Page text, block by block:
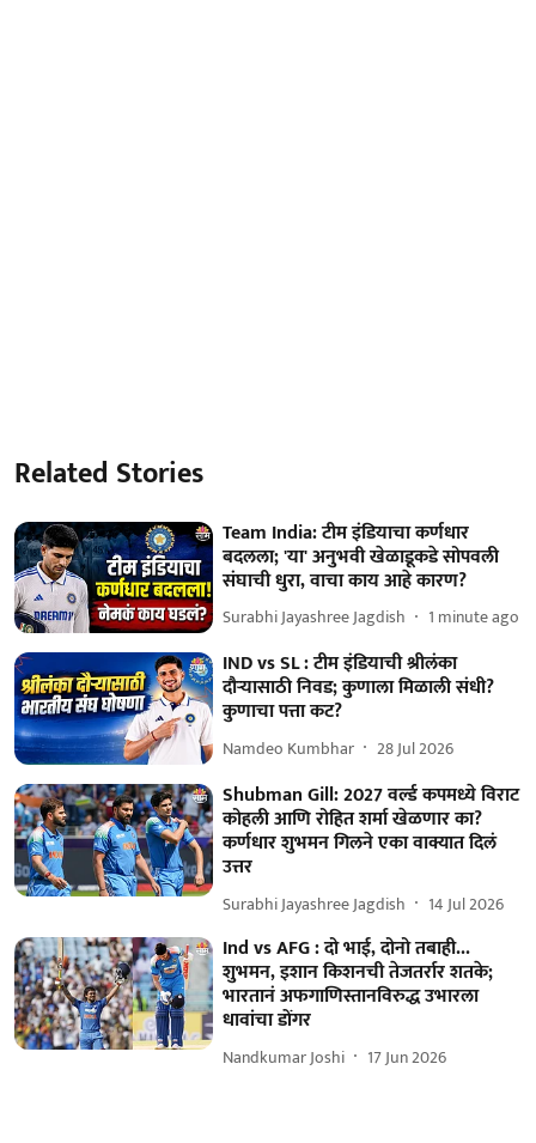
Related Stories
Team India: टीम इंडियाचा कर्णधार
बदलला; 'या' अनुभवी खेळाडूकडे सोपवली
संघाची धुरा, वाचा काय आहे कारण?
Surabhi Jayashree Jagdish 1 minute ago
IND vs SL : टीम इंडियाची श्रीलंका
दौऱ्यासाठी निवड; कुणाला मिळाली संधी?
कुणाचा पत्ता कट?
Namdeo Kumbhar 28 Jul 2026
Shubman Gill: 2027 वर्ल्ड कपमध्ये विराट
कोहली आणि रोहित शर्मा खेळणार का?
कर्णधार शुभमन गिलने एका वाक्यात दिलं
उत्तर
Surabhi Jayashree Jagdish 14 Jul 2026
Ind vs AFG : दो भाई, दोनो तबाही...
शुभमन, इशान किशनची तेजतर्रार शतके;
भारतानं अफगाणिस्तानविरुद्ध उभारला
धावांचा डोंगर
Nandkumar Joshi 17 Jun 2026